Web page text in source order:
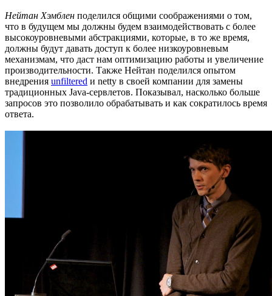
Нейтан Хэмблен поделился общими соображениями о том,
что в будущем мы должны будем взаимодействовать с более
высокоуровневыми абстракциями, которые, в то же время,
должны будут давать доступ к более низкоуровневым
механизмам, что даст нам оптимизацию работы и увеличение
производительности. Также Нейтан поделился опытом
внедрения unfiltered и netty в своей компании для замены
традиционных Java-сервлетов. Показывал, насколько больше
запросов это позволило обрабатывать и как сократилось время
ответа.